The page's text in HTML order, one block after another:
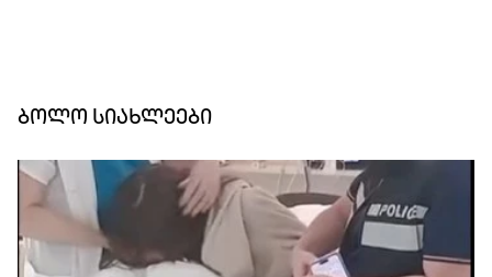
ბოლო სიახლეები